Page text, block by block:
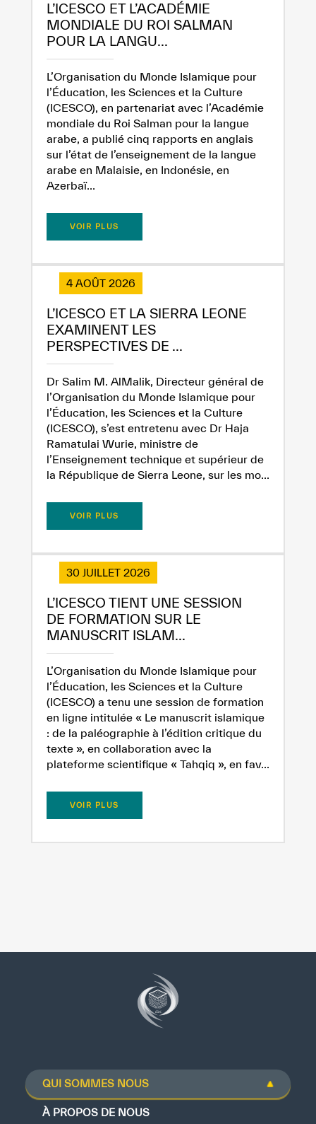
✪
✪ ✪
✪ ✪ ✪
✪ ✪ ✪ ✪
✪ ✪ ✪ ✪ ✪
Extremely
L’ICESCO ET L’ACADÉMIE
MONDIALE DU ROI SALMAN
POUR LA LANGU...
L’Organisation du Monde Islamique pour
l’Éducation, les Sciences et la Culture
(ICESCO), en partenariat avec l’Académie
mondiale du Roi Salman pour la langue
arabe, a publié cinq rapports en anglais
sur l’état de l’enseignement de la langue
arabe en Malaisie, en Indonésie, en
Azerbaï...
VOIR PLUS
4 AOÛT 2026
L’ICESCO ET LA SIERRA LEONE
EXAMINENT LES
PERSPECTIVES DE ...
Dr Salim M. AlMalik, Directeur général de
l’Organisation du Monde Islamique pour
l’Éducation, les Sciences et la Culture
(ICESCO), s’est entretenu avec Dr Haja
Ramatulai Wurie, ministre de
l’Enseignement technique et supérieur de
la République de Sierra Leone, sur les mo...
VOIR PLUS
30 JUILLET 2026
L’ICESCO TIENT UNE SESSION
DE FORMATION SUR LE
MANUSCRIT ISLAM...
L’Organisation du Monde Islamique pour
l’Éducation, les Sciences et la Culture
(ICESCO) a tenu une session de formation
en ligne intitulée « Le manuscrit islamique
: de la paléographie à l’édition critique du
texte », en collaboration avec la
plateforme scientifique « Tahqiq », en fav...
VOIR PLUS
QUI SOMMES NOUS
À PROPOS DE NOUS